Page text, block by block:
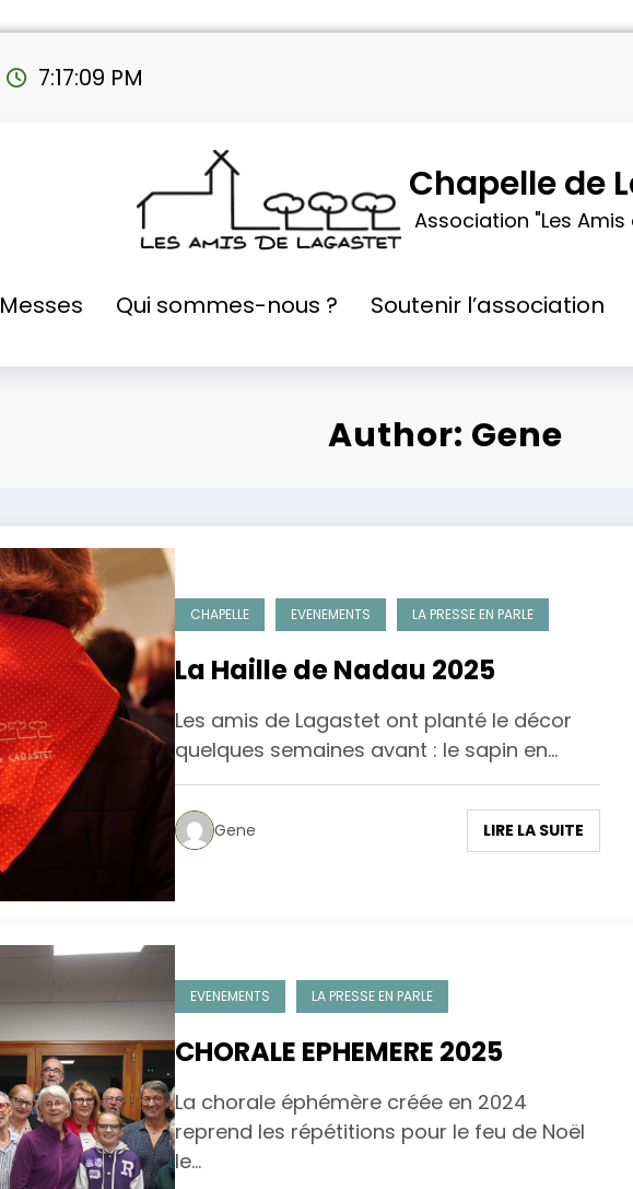
7:17:10 PM
Chapelle de
Association "Les
Messes Qui sommes-nous ? Soutenir l’association
Author: Gene
CHAPELLE EVENEMENTS LA PRESSE EN PARLE
La Haille de Nadau 2025
Les amis de Lagastet ont planté le décor
quelques semaines avant : le sapin en…
Gene LIRE LA SUITE
EVENEMENTS LA PRESSE EN PARLE
CHORALE EPHEMERE 2025
La chorale éphémère créée en 2024
reprend les répétitions pour le feu de Noël
le…